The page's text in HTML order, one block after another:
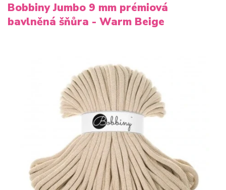
Bobbiny Jumbo 9 mm prémiová
bavlněná šňůra - Warm Beige